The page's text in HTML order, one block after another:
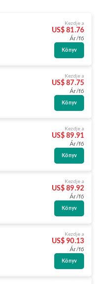
Kezdje a
US$ 81.76
Ár/fő
Könyv
Kezdje a
US$ 87.75
Ár/fő
Könyv
Kezdje a
US$ 89.91
Ár/fő
Könyv
Kezdje a
US$ 89.92
Ár/fő
Könyv
Kezdje a
US$ 90.13
Ár/fő
Könyv